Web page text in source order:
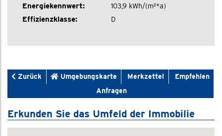
Energiekennwert: 103,9 kWh/(m²*a)
Effizienzklasse: D
Zurück Umgebungskarte Merkzettel
Empfehlen
Anfragen
Erkunden Sie das Umfeld der Immobilie